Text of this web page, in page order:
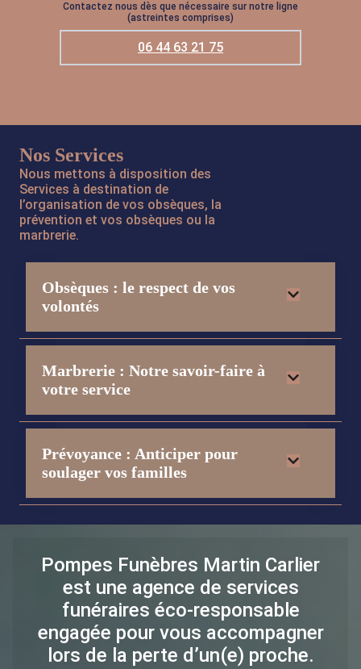
Contactez nous dès que nécessaire sur notre ligne
(astreintes comprises)
06 44 63 21 75
Nos Services
Nous mettons à disposition des
Services à destination de
l’organisation de vos obsèques, la
prévention et vos obsèques ou la
marbrerie.
Obsèques : le respect de vos
volontés
Marbrerie : Notre savoir-faire à
votre service
Prévoyance : Anticiper pour
soulager vos familles
Pompes Funèbres Martin Carlier
est une agence de services
funéraires éco-responsable
engagée pour vous accompagner
lors de la perte d’un(e) proche.